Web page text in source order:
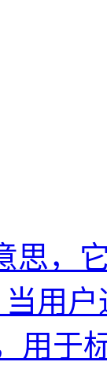
思，
用
用于